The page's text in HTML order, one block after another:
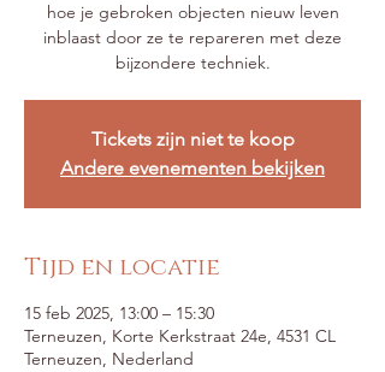
hoe je gebroken objecten nieuw leven
inblaast door ze te repareren met deze
bijzondere techniek.
Tickets zijn niet te koop
Andere evenementen bekijken
Tijd en locatie
15 feb 2025, 13:00 – 15:30
Terneuzen, Korte Kerkstraat 24e, 4531 CL
Terneuzen, Nederland